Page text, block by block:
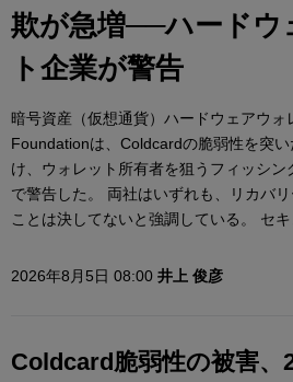
欺が急増──ハードウ
ト企業が警告
暗号資産（仮想通貨）ハードウェアウォ
Foundationは、Coldcardの脆弱性を突
け、ウォレット所有者を狙うフィッシ
で警告した。 両社はいずれも、リカバ
ことは決してないと強調している。 セキ
2026年8月5日 08:00 井上 俊彦
Coldcard脆弱性の被害、